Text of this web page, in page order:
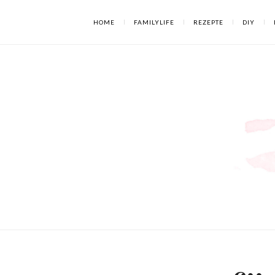
HOME FAMILYLIFE REZEPTE DIY